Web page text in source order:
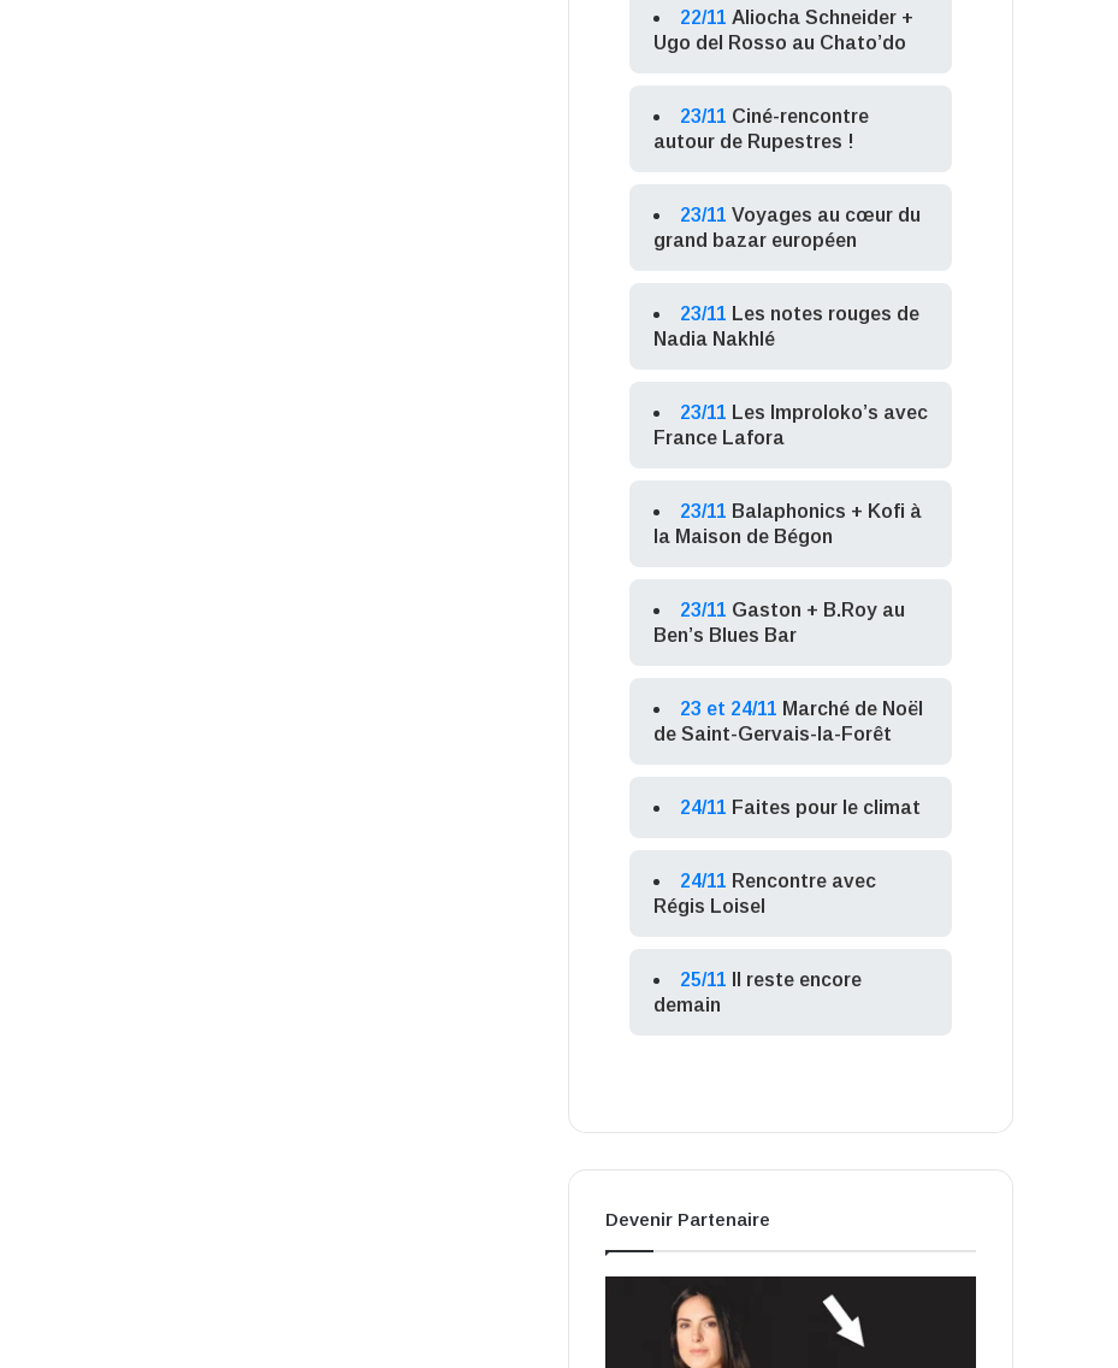
22/11 Aliocha Schneider +
Ugo del Rosso au Chato’do
23/11 Ciné-rencontre
autour de Rupestres !
23/11 Voyages au cœur du
grand bazar européen
23/11 Les notes rouges de
Nadia Nakhlé
23/11 Les Improloko’s avec
France Lafora
23/11 Balaphonics + Kofi à
la Maison de Bégon
23/11 Gaston + B.Roy au
Ben’s Blues Bar
23 et 24/11 Marché de Noël
de Saint-Gervais-la-Forêt
24/11 Faites pour le climat
24/11 Rencontre avec
Régis Loisel
25/11
Il reste encore
demain
Devenir Partenaire